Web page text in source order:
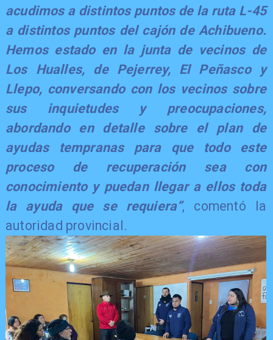
acudimos a distintos puntos de la ruta L-45
a distintos puntos del cajón de Achibueno.
Hemos estado en la junta de vecinos de
Los Hualles, de Pejerrey, El Peñasco y
Llepo, conversando con los vecinos sobre
sus inquietudes y preocupaciones,
abordando en detalle sobre el plan de
ayudas tempranas para que todo este
proceso de recuperación sea con
conocimiento y puedan llegar a ellos toda
la ayuda que se requiera”, comentó la
autoridad provincial.